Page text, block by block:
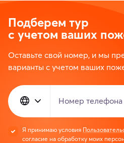
Подберем тур
с учетом ваших
Оставьте свой номер, и мы
варианты с учетом ваших
Номер телефона
Я принимаю условия
согласие на обработку моих